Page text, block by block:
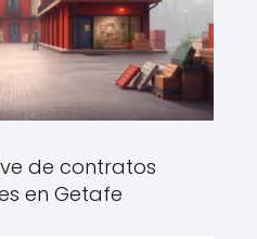
de contratos
en Getafe